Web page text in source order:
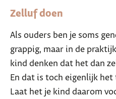
Zelluf doen
Als ouders ben je soms
grappig, maar in de
kind denken dat het dan
En dat is toch eigenlijk
Laat het je kind daarom